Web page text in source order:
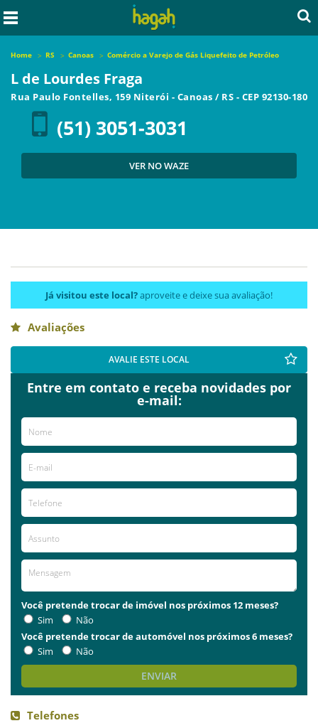
Home RS Canoas Comércio a Varejo de Gás Liquefeito de Petróleo
L de Lourdes Fraga
Rua Paulo Fontelles, 159 Niterói - Canoas / RS - CEP 92130-180
(51) 3051-3031
VER NO WAZE
Já visitou este local?aproveite e deixe sua avaliação!
Avaliações
AVALIE ESTE LOCAL
Entre em contato e receba novidades por
e-mail:
Você pretende trocar de imóvel nos próximos 12 meses?
Sim
Não
Você pretende trocar de automóvel nos próximos 6 meses?
Sim
Não
ENVIAR
Telefones